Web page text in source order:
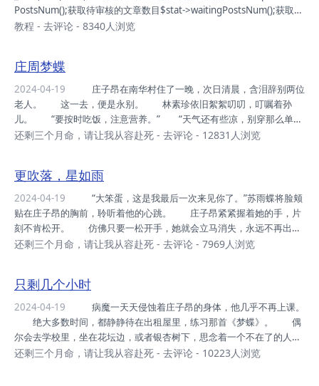
走向，北起衡山县福田铺乡，南迄衡阳县樟木
乡，西起衡阳县界牌镇，东止衡阳市南岳区，
长38千米，最宽处17千米，总面积640平方千
PostsNum();获取待审核的文章数目$stat->waitingPostsNum();获取草
稿文章数目$stat->draftPostsNum();获取当前用户已发布的文章数目
教程 - 去评论 - 8340人浏览
庄周梦蝶
2024-04-19
老人。 这一去，便是永别。 林素珍依旧絮絮叨叨，叮嘱着孙
儿。 “要按时吃饭，注意营养。” “天气还有些凉，别穿那么单
薄。” “记得放暑假的时候，再把小蝴蝶带回来。” …… 庄子
手艺，你一定得找人传承下去。” 庄建国摇头叹息：“现在的年轻
人，只一门心思想着赚钱，没人学这东西，又危险又不挣钱。” 庄子
昂眼神坚定地说：“一定有人愿意学的，这世上总会有人，愿意追寻美好
的东西。” “那等你放暑假回来，我教...
还剩三个月命，请让我从容赴死 - 去评论 - 12831人浏览
更吹落，星如雨
2024-04-19
贴在庄子昂的胸前，聆听着他的心跳。 庄子昂紧紧握着她的手，片
刻不肯松开。 仿佛只要一松开手，她就会立马消失，永远不再出
现。 苏雨蝶仰起头，泪眼盈盈道：“我们再去一次南华村好不
“你不是天黑之前必须回去吗？”庄子昂心底升起恐慌。 “我今天不回
去了，一直陪着你。”苏雨蝶坚定地说。 “不，你必须回去，六点十
分我送你去坐公交车。”庄子昂眼泪奔涌而出。 他立即反应过来，小
蝴蝶说不回去的意思。 《梦蝶》曲谱上...
还剩三个月命，请让我从容赴死 - 去评论 - 7969人浏览
只剩几个小时
2024-04-19
绝大多数时间，都静静待在出租屋里，练习那首《梦蝶》。 偶
尔会去学校里，坐在花坛边，或者银杏树下，思念着一个不在了的人。
死神的脚步，近了。 林慕诗和李黄轩只能眼睁睁看着他走向死
还剩三个月命，请让我从容赴死 - 去评论 - 10223人浏览